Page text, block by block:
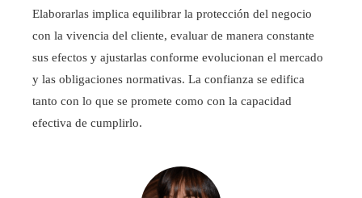
Elaborarlas implica equilibrar la protección del negocio
con la vivencia del cliente, evaluar de manera constante
sus efectos y ajustarlas conforme evolucionan el mercado
y las obligaciones normativas. La confianza se edifica
tanto con lo que se promete como con la capacidad
efectiva de cumplirlo.